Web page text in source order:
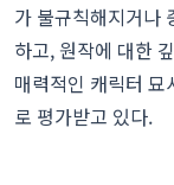
가 불규칙해지거나
하고, 원작에 대한
매력적인 캐릭터
로 평가받고 있다.